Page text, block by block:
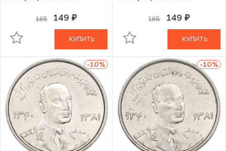
165 149 руб.
В КОРЗИНЕ
КУПИТЬ
165 149 руб.
В КОРЗИНЕ
КУПИТЬ
-10% -10%